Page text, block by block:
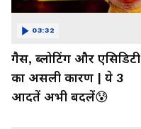
गैस, ब्लोटिंग और एसिडिटी
का असली कारण | ये 3
आदतें अभी बदलें😰
03:32